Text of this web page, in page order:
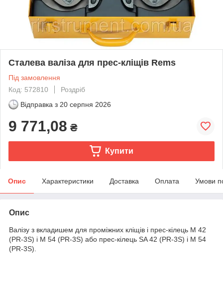
Сталева валіза для прес-кліщів Rems
Під замовлення
Код: 572810
Роздріб
Відправка з 20 серпня 2026
9 771,08 ₴
Купити
Опис Характеристики Доставка Оплата Умови
Опис
Валізу з вкладишем для проміжних кліщів і прес-кілець M 42
(PR-3S) і M 54 (PR-3S) або прес-кілець SA 42 (PR-3S) і M 54
(PR-3S).